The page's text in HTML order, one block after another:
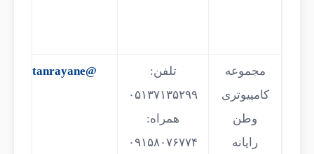
مجموعه
کامپیوتری
وطن
رایانه
تلفن:
همراه:
۰۹۱۵۸۰۷۶۷۷۴
@vatanrayane